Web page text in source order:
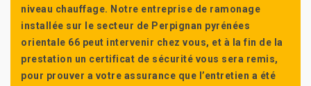
niveau chauffage. Notre entreprise de ramonage
installée sur le secteur de Perpignan pyrénées
orientale 66 peut intervenir chez vous, et à la fin de la
prestation un certificat de sécurité vous sera remis,
pour prouver a votre assurance que l’entretien a été